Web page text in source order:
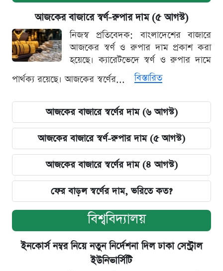
আজকের বাজারে স্বর্ণ-রুপার দাম (৫ আগস্ট)
নিজস্ব প্রতিবেদক: বাংলাদেশের বাজারে
আজকের স্বর্ণ ও রুপার দাম প্রকাশ করা
হয়েছে। ক্যারেটভেদে স্বর্ণ ও রুপার দামে
পার্থক্য রয়েছে। আজকের স্বর্ণের...
বিস্তারিত
আজকের বাজারে স্বর্ণের দাম (৬ আগস্ট)
আজকের বাজারে স্বর্ণ-রুপার দাম (৫ আগস্ট)
আজকের বাজারে স্বর্ণের দাম (৪ আগস্ট)
ফের বাড়ল স্বর্ণের দাম, ভরিতে কত?
বিশ্ববিদ্যালয়
ইনকোর্স নম্বর নিয়ে নতুন নির্দেশনা দিল ঢাকা সেন্ট্রাল
ইউনিভার্সিটি